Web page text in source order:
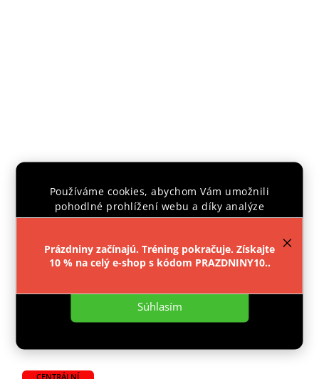
Používáme cookies, abychom Vám umožnili
pohodlné prohlížení webu a díky analýze
provozu webu neustále zlepšovali jeho funkce,
Nastavenie
Súhlasím
Prázdniny začínajú. Tréning pokračuje. Získajte
10 % na celý e-shop s kódom PRAZDNINY10..
Skladem
CENTRÁLNÍ